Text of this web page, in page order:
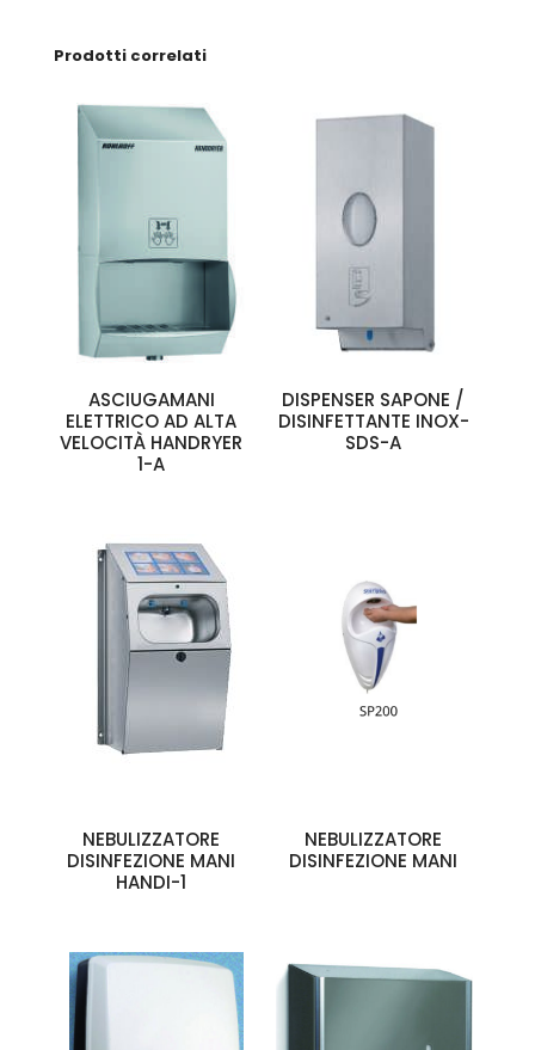
Prodotti correlati
ASCIUGAMANI
ELETTRICO AD ALTA
VELOCITÀ HANDRYER
1-A
DISPENSER SAPONE /
DISINFETTANTE INOX-
SDS-A
NEBULIZZATORE
DISINFEZIONE MANI
HANDI-1
NEBULIZZATORE
DISINFEZIONE MANI